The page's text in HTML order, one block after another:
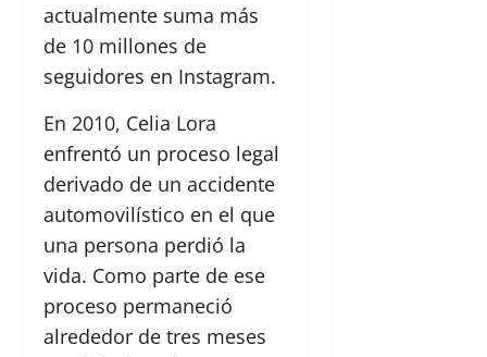
actualmente suma más
de 10 millones de
seguidores en Instagram.
En 2010, Celia Lora
enfrentó un proceso legal
derivado de un accidente
automovilístico en el que
una persona perdió la
vida. Como parte de ese
proceso permaneció
alrededor de tres meses